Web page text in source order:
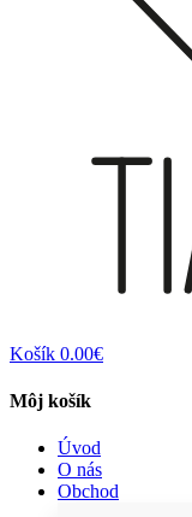
Košík 0.00€
Môj košík
Úvod
O nás
Obchod